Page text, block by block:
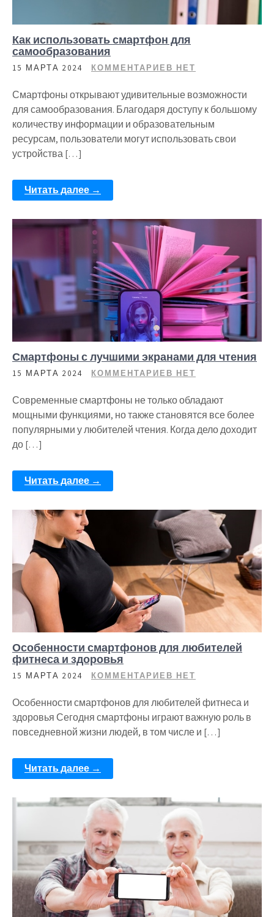
Как использовать смартфон для
самообразования
15 МАРТА 2024 КОММЕНТАРИЕВ НЕТ
Смартфоны открывают удивительные возможности
для самообразования. Благодаря доступу к большому
количеству информации и образовательным
ресурсам, пользователи могут использовать свои
устройства […]
Читать далее →
Смартфоны с лучшими экранами для чтения
15 МАРТА 2024 КОММЕНТАРИЕВ НЕТ
Современные смартфоны не только обладают
мощными функциями, но также становятся все более
популярными у любителей чтения. Когда дело доходит
до […]
Читать далее →
Особенности смартфонов для любителей
фитнеса и здоровья
15 МАРТА 2024 КОММЕНТАРИЕВ НЕТ
Особенности смартфонов для любителей фитнеса и
здоровья Сегодня смартфоны играют важную роль в
повседневной жизни людей, в том числе и […]
Читать далее →